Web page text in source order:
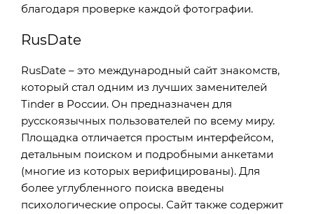
благодаря проверке каждой фотографии.
RusDate
RusDate – это международный сайт знакомств,
который стал одним из лучших заменителей
Tinder в России. Он предназначен для
русскоязычных пользователей по всему миру.
Площадка отличается простым интерфейсом,
детальным поиском и подробными анкетами
(многие из которых верифицированы). Для
более углубленного поиска введены
психологические опросы. Сайт также содержит